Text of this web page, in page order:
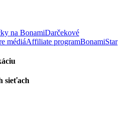
na BonamiDarčekové
médiáAffiliate programBonamiStar
sieťach